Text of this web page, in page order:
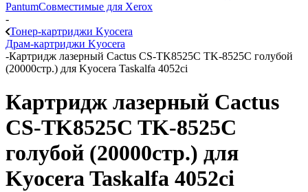
PantumСовместимые для Xerox
-
Тонер-картриджи Kyocera
Драм-картриджи Kyocera
-Картридж лазерный Cactus CS-TK8525C TK-8525C голубой
(20000стр.) для Kyocera Taskalfa 4052ci
Картридж лазерный Cactus
CS-TK8525C TK-8525C
голубой (20000стр.) для
Kyocera Taskalfa 4052ci